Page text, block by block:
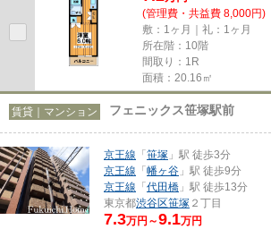
(管理費・共益費 8,000円)
敷：1ヶ月｜礼：1ヶ月
所在階：10階
間取り：1R
面積：20.16㎡
賃貸｜マンション フェニックス笹塚駅前
京王線 「笹塚 」駅 徒歩3分
京王線 「幡ヶ谷 」駅 徒歩9分
京王線 「代田橋 」駅 徒歩13分
東京都渋谷区笹塚 ２丁目
7.3万円～9.1万円